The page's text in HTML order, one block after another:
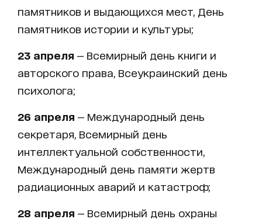
памятников и выдающихся мест, День
памятников истории и культуры;
23 апреля — Всемирный день книги и
авторского права, Всеукраинский день
психолога;
26 апреля — Международный день
секретаря, Всемирный день
интеллектуальной собственности,
Международный день памяти жертв
радиационных аварий и катастроф;
28 апреля — Всемирный день охраны